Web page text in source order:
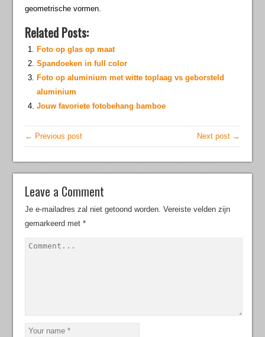
geometrische vormen.
Related Posts:
Foto op glas op maat
Spandoeken in full color
Foto op aluminium met witte toplaag vs geborsteld
aluminium
Jouw favoriete fotobehang bamboe
← Previous post Next post →
Leave a Comment
Je e-mailadres zal niet getoond worden. Vereiste velden zijn
gemarkeerd met*